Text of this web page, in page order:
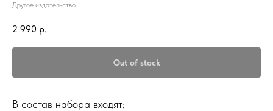
Другое издательство
2 990 р.
Out of stock
В состав набора входят: